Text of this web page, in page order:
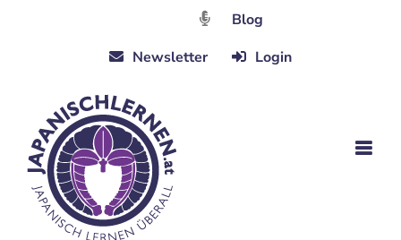
Blog
Newsletter
Login